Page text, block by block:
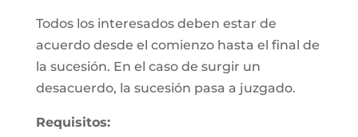
Todos los interesados deben estar de
acuerdo desde el comienzo hasta el final de
la sucesión. En el caso de surgir un
desacuerdo, la sucesión pasa a juzgado.
Requisitos: